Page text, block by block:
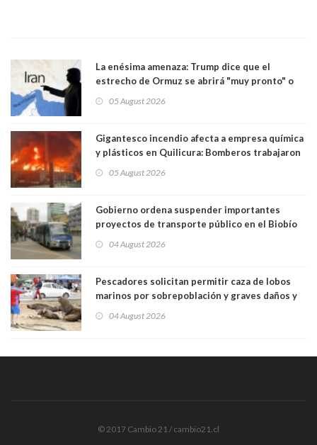
La enésima amenaza: Trump dice que el
estrecho de Ormuz se abrirá "muy pronto" o
05 August 2026
Gigantesco incendio afecta a empresa química
y plásticos en Quilicura: Bomberos trabajaron
05 August 2026
Gobierno ordena suspender importantes
proyectos de transporte público en el Biobío
04 August 2026
Pescadores solicitan permitir caza de lobos
marinos por sobrepoblación y graves daños y
04 August 2026
© 2017 Cambio 21 / cambio21.cl